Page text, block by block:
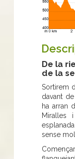
De la
de la
Sortirem
davant de
ha arran
Miralles
sense